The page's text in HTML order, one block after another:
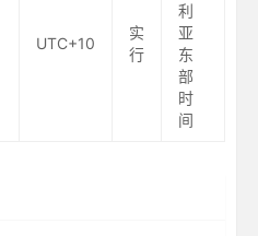
UTC+10
实
行
利
亚
东
部
时
间